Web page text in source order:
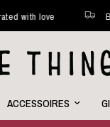
Binnen 48 uur
ACCESSOIRES